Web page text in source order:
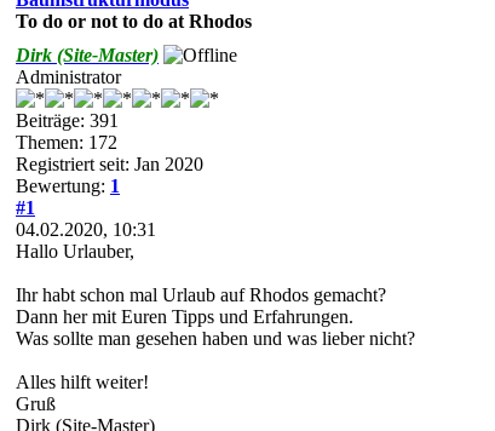
To do or not to do at Rhodos
Dirk (Site-Master)
Administrator
Beiträge: 391
Themen: 172
Registriert seit: Jan 2020
Bewertung: 1
#1
04.02.2020, 10:31
Hallo Urlauber,
Ihr habt schon mal Urlaub auf Rhodos gemacht?
Dann her mit Euren Tipps und Erfahrungen.
Was sollte man gesehen haben und was lieber nicht?
Alles hilft weiter!
Gruß
Dirk (Site-Master)